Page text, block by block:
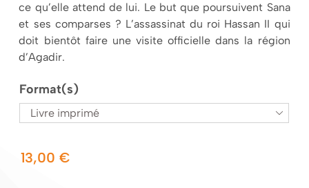
ce qu’elle attend de lui. Le but que poursuivent Sana
et ses comparses ? L’assassinat du roi Hassan II qui
doit bientôt faire une visite officielle dans la région
d’Agadir.
Format(s)

13,00€